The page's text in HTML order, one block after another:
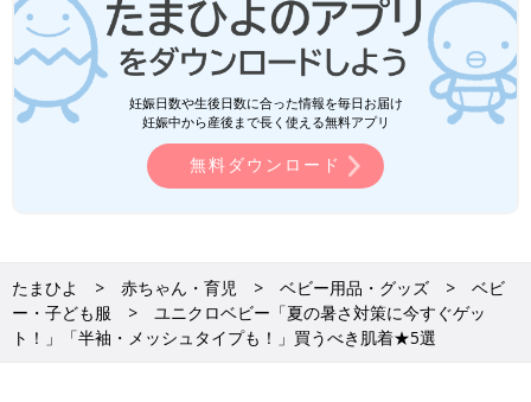
妊娠日数や生後日数に合った情報を毎日お届け
妊娠中から産後まで長く使える無料アプリ
無料ダウンロード
たまひよ 赤ちゃん・育児 ベビー用品・グッズ
ベビ
ー・子ども服
ユニクロベビー「夏の暑さ対策に今すぐゲッ
ト！」「半袖・メッシュタイプも！」買うべき肌着★5選